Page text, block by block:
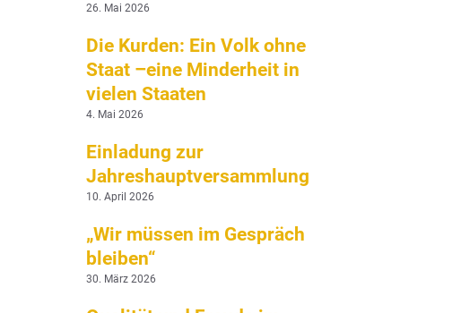
26. Mai 2026
Die Kurden: Ein Volk ohne
Staat –eine Minderheit in
vielen Staaten
4. Mai 2026
Einladung zur
Jahreshauptversammlung
10. April 2026
„Wir müssen im Gespräch
bleiben“
30. März 2026